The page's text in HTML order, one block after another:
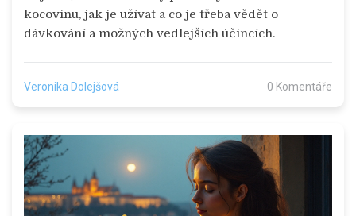
kocovinu, jak je užívat a co je třeba vědět o
dávkování a možných vedlejších účincích.
Veronika Dolejšová 0 Komentáře